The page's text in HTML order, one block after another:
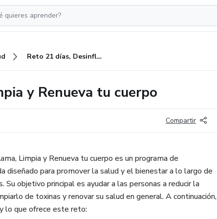
Reto 21 días, Desinflama, Limpia y Renueva tu cuerpo
y Renueva tu cuerpo
Compartir
Limpia y Renueva tu cuerpo es un programa de
diseñado para promover la salud y el bienestar a lo largo de
Su objetivo principal es ayudar a las personas a reducir la
de toxinas y renovar su salud en general. A continuación,
lo que ofrece este reto: